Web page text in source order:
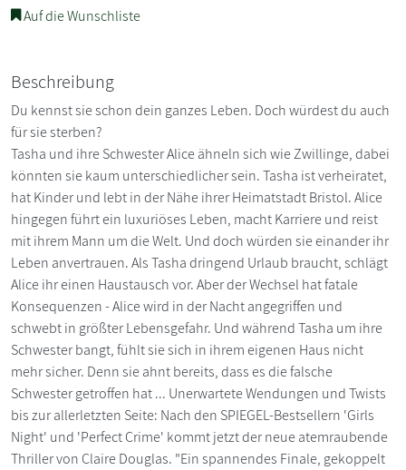
Auf die Wunschliste
Beschreibung
Du kennst sie schon dein ganzes Leben. Doch würdest du auch
für sie sterben?
Tasha und ihre Schwester Alice ähneln sich wie Zwillinge, dabei
könnten sie kaum unterschiedlicher sein. Tasha ist verheiratet,
hat Kinder und lebt in der Nähe ihrer Heimatstadt Bristol. Alice
hingegen führt ein luxuriöses Leben, macht Karriere und reist
mit ihrem Mann um die Welt. Und doch würden sie einander ihr
Leben anvertrauen. Als Tasha dringend Urlaub braucht, schlägt
Alice ihr einen Haustausch vor. Aber der Wechsel hat fatale
Konsequenzen - Alice wird in der Nacht angegriffen und
schwebt in größter Lebensgefahr. Und während Tasha um ihre
Schwester bangt, fühlt sie sich in ihrem eigenen Haus nicht
mehr sicher. Denn sie ahnt bereits, dass es die falsche
Schwester getroffen hat ... Unerwartete Wendungen und Twists
bis zur allerletzten Seite: Nach den SPIEGEL-Bestsellern 'Girls
Night' und 'Perfect Crime' kommt jetzt der neue atemraubende
Thriller von Claire Douglas. "Ein spannendes Finale, gekoppelt